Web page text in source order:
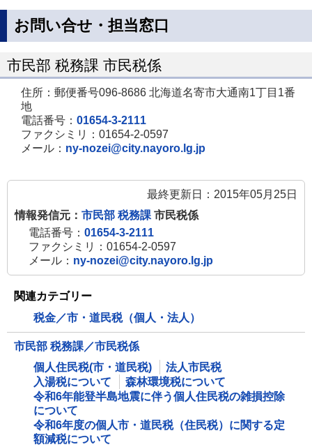
お問い合せ・担当窓口
市民部 税務課 市民税係
住所：郵便番号096-8686 北海道名寄市大通南1丁目1番
地
電話番号： 01654-3-2111
ファクシミリ：01654-2-0597
メール： ny-nozei@city.nayoro.lg.jp
最終更新日：2015年05月25日
情報発信元： 市民部 税務課市民税係
電話番号： 01654-3-2111
ファクシミリ：01654-2-0597
メール： ny-nozei@city.nayoro.lg.jp
関連カテゴリー
税金／市・道民税（個人・法人）
市民部 税務課／市民税係
個人住民税(市・道民税)
法人市民税
入湯税について
森林環境税について
令和6年能登半島地震に伴う個人住民税の雑損控除
について
令和6年度の個人市・道民税（住民税）に関する定
額減税について